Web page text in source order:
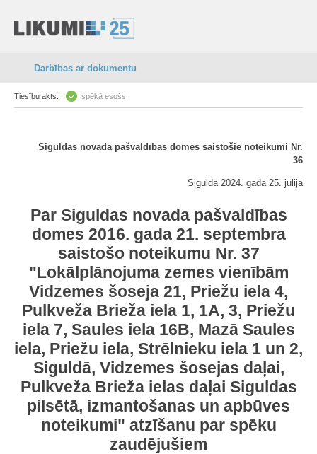
Darbības ar dokumentu
Tiesību akts: spēkā esošs
Siguldas novada pašvaldības domes saistošie noteikumi Nr.
36
Siguldā 2024. gada 25. jūlijā
Par Siguldas novada pašvaldības
domes 2016. gada 21. septembra
saistošo noteikumu Nr. 37
"Lokālplānojuma zemes vienībām
Vidzemes šoseja 21, Priežu iela 4,
Pulkveža Brieža iela 1, 1A, 3, Priežu
iela 7, Saules iela 16B, Mazā Saules
iela, Priežu iela, Strēlnieku iela 1 un 2,
Siguldā, Vidzemes šosejas daļai,
Pulkveža Brieža ielas daļai Siguldas
pilsētā, izmantošanas un apbūves
noteikumi" atzīšanu par spēku
zaudējušiem